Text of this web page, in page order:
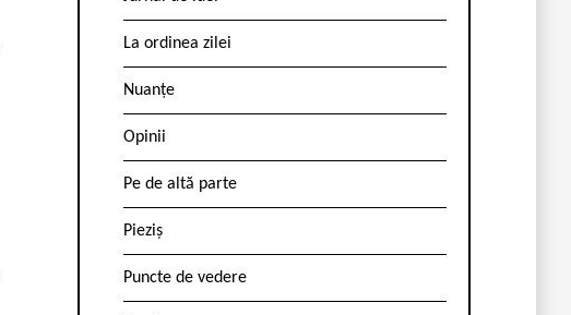
La ordinea zilei
Nuanțe
Opinii
Pe de altă parte
Pieziș
Puncte de vedere